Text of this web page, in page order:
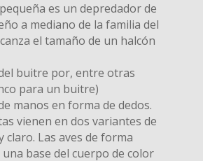
es un depredador de
a mediano de la familia del
el tamaño de un halcón
buitre por, entre otras
para un buitre)
manos en forma de dedos.
vienen en dos variantes de
claro. Las aves de forma
base del cuerpo de color